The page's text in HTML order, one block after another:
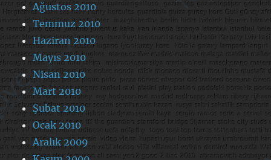
Ağustos 2010
Temmuz 2010
Haziran 2010
Mayıs 2010
Nisan 2010
Mart 2010
Şubat 2010
Ocak 2010
Aralık 2009